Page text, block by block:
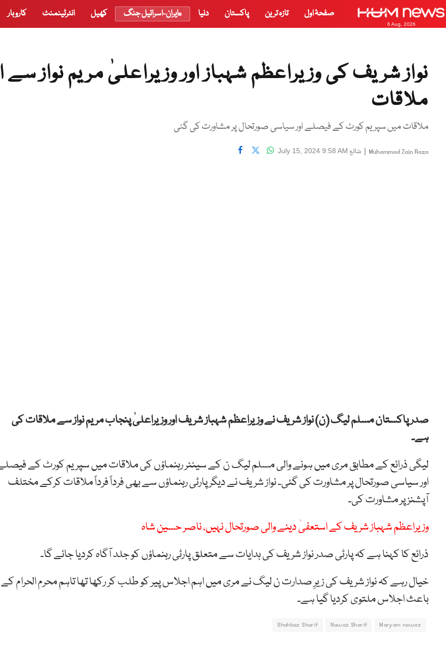
6 Aug, 2026
صفحۂ اول تازہ ترین پاکستان دنیا ایران-اسرائیل جنگ کھیل انٹرٹینمنٹ کاروبار
نواز شریف کی وزیراعظم شہباز اور وزیراعلیٰ مریم نواز سے
ملاقات
ملاقات میں سپریم کورٹ کے فیصلے اور سیاسی صورتحال پر مشاورت کی گئی
Muhammad Zain Raza
| شائع July 15, 2024 9:58 AM
صدر پاکستان مسلم لیگ (ن) نواز شریف نے وزیراعظم شہباز شریف اور وزیراعلیٰ پنجاب مریم نواز سے ملاقات کی
ہے۔
لیگی ذرائع کے مطابق مری میں ہونے والی مسلم لیگ ن کے سینئر رہنماؤں کی ملاقات میں سپریم کورٹ کے
اور سیاسی صورتحال پر مشاورت کی گئی۔ نواز شریف نے دیگر پارٹی رہنماؤں سے بھی فرداً فرداً ملاقات کرکے مختلف
آپشنز پر مشاورت کی۔
وزیراعظم شہباز شریف کے استعفیٰ دینے والی صورتحال نہیں، ناصر حسین شاہ
ذرائع کا کہنا ہے کہ پارٹی صدر نواز شریف کی ہدایات سے متعلق پارٹی رہنماؤں کو جلد آگاہ کردیا جائے گا۔
خیال رہے کہ نواز شریف کی زیرِ صدارت ن لیگ نے مری میں اہم اجلاس پیر کو طلب کر رکھا تھا تاہم محرم الحرام کے
باعث اجلاس ملتوی کردیا گیا ہے۔
Maryam nawaz
Nawaz Sharif
Shahbaz Sharif